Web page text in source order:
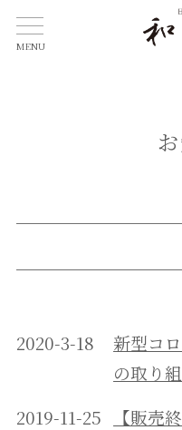
MENU
2020-3-18
新型コ
の取り
2019-11-25
【販売